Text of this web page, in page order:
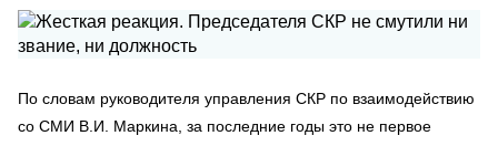
По словам руководителя управления СКР по взаимодействию
со СМИ В.И. Маркина, за последние годы это не первое